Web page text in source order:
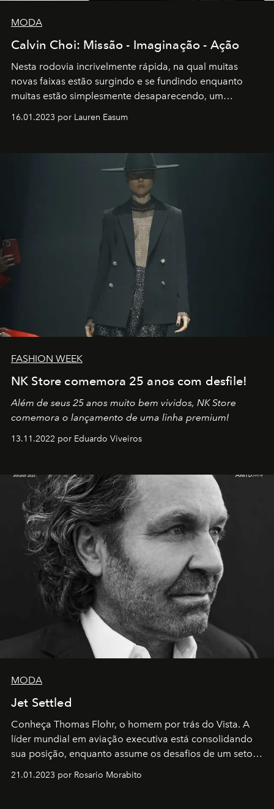
MODA
Calvin Choi: Missão - Imaginação - Ação
Nesta rodovia incrivelmente rápida, na qual muitas
novas faixas estão surgindo e se fundindo enquanto
muitas estão simplesmente desaparecendo, um
transportador AMTD abrindo caminho para muitos
por propósitos, com um claro senso de missão na vida e
16.01.2023 por Lauren Easum
FASHION WEEK
NK Store comemora 25 anos com desfile!
Além de seus 25 anos muito bem vividos, NK Store
comemora o lançamento de uma linha premium!
13.11.2022 por Eduardo Viveiros
MODA
Jet Settled
Conheça Thomas Flohr, o homem por trás do Vista. A
líder mundial em aviação executiva está consolidando
sua posição, enquanto assume os desafios de um setor
em rápida evolução e redefinindo o conceito de luxo
21.01.2023 por Rosario Morabito